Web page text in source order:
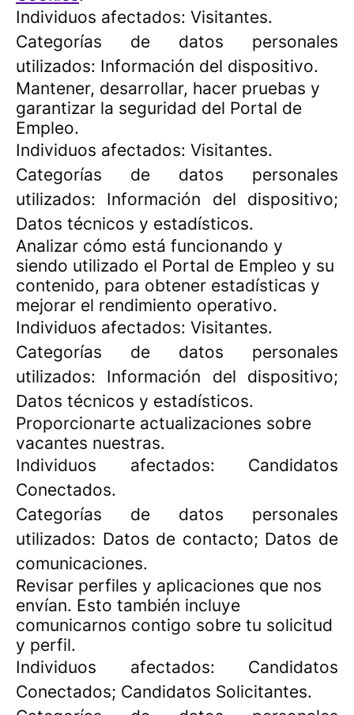
Individuos afectados: Visitantes.
Categorías de datos personales
utilizados: Información del dispositivo.
Mantener, desarrollar, hacer pruebas y
garantizar la seguridad del Portal de
Empleo.
Individuos afectados: Visitantes.
Categorías de datos personales
utilizados: Información del dispositivo;
Datos técnicos y estadísticos.
Analizar cómo está funcionando y
siendo utilizado el Portal de Empleo y su
contenido, para obtener estadísticas y
mejorar el rendimiento operativo.
Individuos afectados: Visitantes.
Categorías de datos personales
utilizados: Información del dispositivo;
Datos técnicos y estadísticos.
Proporcionarte actualizaciones sobre
vacantes nuestras.
Individuos afectados: Candidatos
Conectados.
Categorías de datos personales
utilizados: Datos de contacto; Datos de
comunicaciones.
Revisar perfiles y aplicaciones que nos
envían. Esto también incluye
comunicarnos contigo sobre tu solicitud
y perfil.
Individuos afectados: Candidatos
Conectados; Candidatos Solicitantes.